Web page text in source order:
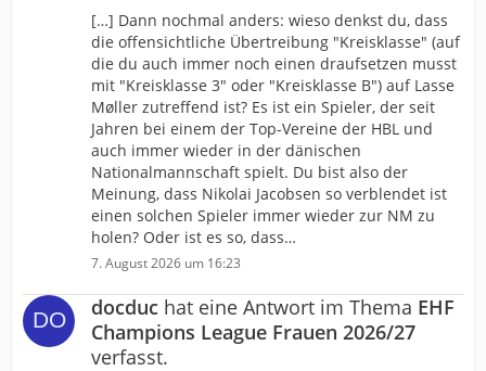
[…] Dann nochmal anders: wieso denkst du, dass
die offensichtliche Übertreibung "Kreisklasse" (auf
die du auch immer noch einen draufsetzen musst
mit "Kreisklasse 3" oder "Kreisklasse B") auf Lasse
Møller zutreffend ist? Es ist ein Spieler, der seit
Jahren bei einem der Top-Vereine der HBL und
auch immer wieder in der dänischen
Nationalmannschaft spielt. Du bist also der
Meinung, dass Nikolai Jacobsen so verblendet ist
einen solchen Spieler immer wieder zur NM zu
holen? Oder ist es so, dass…
7. August 2026 um 16:23
docduc hat eine Antwort im Thema EHF
Champions League Frauen 2026/27
verfasst.